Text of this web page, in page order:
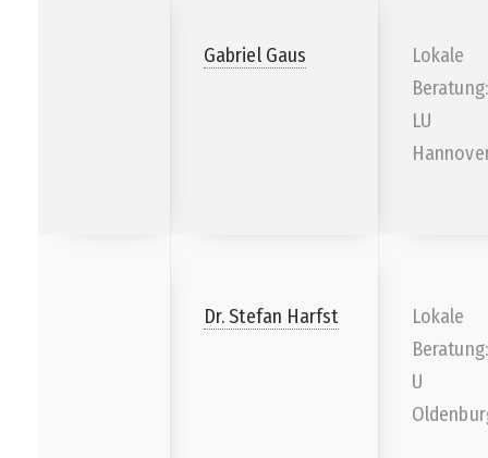
Gabriel Gaus
Lokale
Beratung:
LU
Dr. Stefan Harfst
Lokale
Beratung:
U